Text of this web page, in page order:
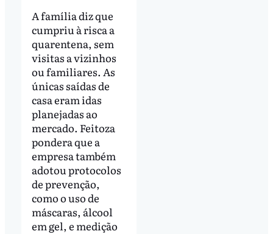
A família diz que
cumpriu à risca a
quarentena, sem
visitas a vizinhos
ou familiares. As
únicas saídas de
casa eram idas
planejadas ao
mercado. Feitoza
pondera que a
empresa também
adotou protocolos
de prevenção,
como o uso de
máscaras, álcool
em gel, e medição